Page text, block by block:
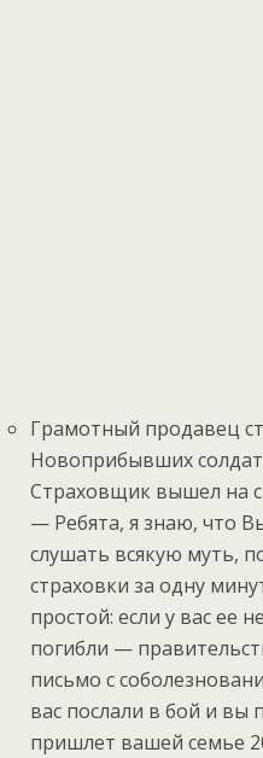
Грамотный продавец
Новоприбывших
Страховщик вышел на
— Ребята, я знаю, что
слушать всякую муть,
страховки за одну
простой: если у вас ее
погибли —
письмо с
вас послали в бой и вы
пришлет вашей семье